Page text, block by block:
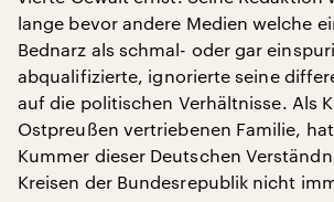
lange bevor andere Medien welche
Bednarz als schmal- oder gar
abqualifizierte, ignorierte seine
auf die politischen Verhältnisse. Als
Ostpreußen vertriebenen Familie,
Kummer dieser Deutschen
Kreisen der Bundesrepublik nicht